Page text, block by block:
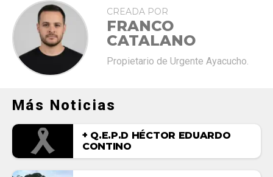
CREADA POR
FRANCO
CATALANO
Propietario de Urgente Ayacucho.
Más Noticias
+ Q.E.P.D HÉCTOR EDUARDO
CONTINO